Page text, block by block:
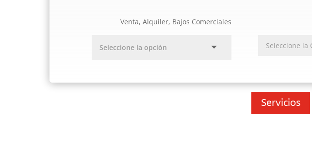
Venta, Alquiler, Bajos Comerciales
Servicios